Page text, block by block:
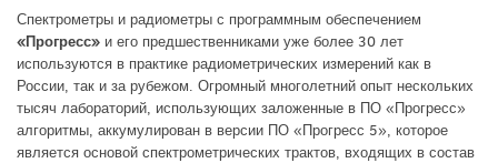
Спектрометры и радиометры с программным обеспечением
«Прогресс» и его предшественниками уже более 30 лет
используются в практике радиометрических измерений как в
России, так и за рубежом. Огромный многолетний опыт нескольких
тысяч лабораторий, использующих заложенные в ПО «Прогресс»
алгоритмы, аккумулирован в версии ПО «Прогресс 5», которое
является основой спектрометрических трактов, входящих в состав